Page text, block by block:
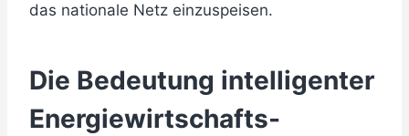
das nationale Netz einzuspeisen.
Die Bedeutung intelligenter
Energiewirtschafts-